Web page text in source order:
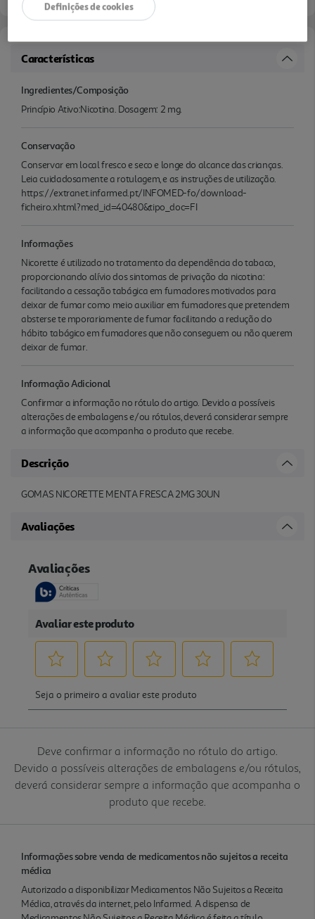
Características
Ingredientes/Composição
Princípio Ativo:Nicotina. Dosagem: 2 mg.
Conservação
Conservar em local fresco e seco e longe do alcance das crianças.
Leia cuidadosamente a rotulagem, e as instruções de utilização.
https://extranet.infarmed.pt/INFOMED-fo/download-
ficheiro.xhtml?med_id=40480&tipo_doc=FI
Informações
Nicorette é utilizado no tratamento da dependência do tabaco,
proporcionando alívio dos sintomas de privação da nicotina:
facilitando a cessação tabágica em fumadores motivados para
deixar de fumar como meio auxiliar em fumadores que pretendem
absterse te mporariamente de fumar facilitando a redução do
hábito tabágico em fumadores que não conseguem ou não querem
deixar de fumar.
Informação Adicional
Confirmar a informação no rótulo do artigo. Devido a possíveis
alterações de embalagens e/ou rótulos, deverá considerar sempre
a informação que acompanha o produto que recebe.
Descrição
GOMAS NICORETTE MENTA FRESCA 2MG 30UN
Avaliações
Deve confirmar a informação no rótulo do artigo.
Devido a possíveis alterações de embalagens e/ou rótulos,
deverá considerar sempre a informação que acompanha o
produto que recebe.
Informações sobre venda de medicamentos não sujeitos a receita
médica
Autorizado a disponibilizar Medicamentos Não Sujeitos a Receita
Médica, através da internet, pelo Infarmed. A dispensa de
Definições de cookies